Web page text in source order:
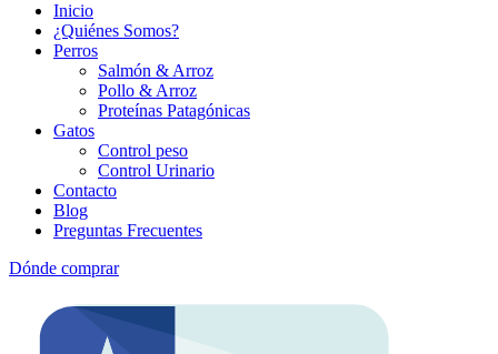
Inicio
¿Quiénes Somos?
Perros
Salmón & Arroz
Pollo & Arroz
Proteínas Patagónicas
Gatos
Control peso
Control Urinario
Contacto
Blog
Preguntas Frecuentes
Dónde comprar